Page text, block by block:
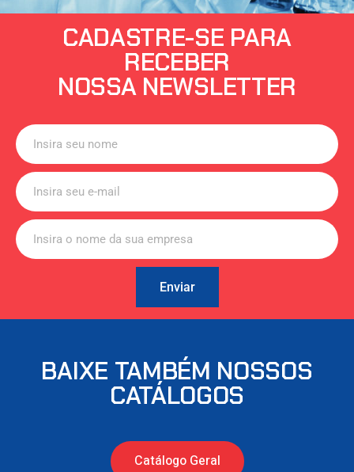
CADASTRE-SE PARA
RECEBER
NOSSA NEWSLETTER
Enviar
BAIXE TAMBÉM NOSSOS
CATÁLOGOS
Catálogo Geral